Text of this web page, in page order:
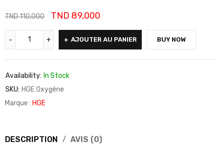
TND110,000 TND 89,000
AJOUTER AU PANIER BUY NOW
Availability: In Stock
SKU: HGE Oxygéne
Marque : HGE
DESCRIPTION AVIS (0)